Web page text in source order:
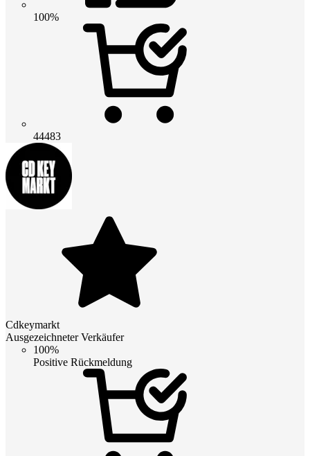
100%
44483
Cdkeymarkt
Ausgezeichneter Verkäufer
100%
Positive Rückmeldung